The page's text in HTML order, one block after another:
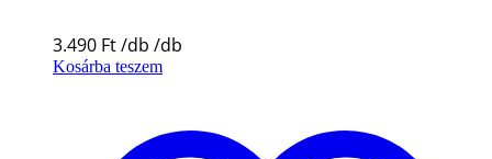
3.490 Ft
Kosárba teszem